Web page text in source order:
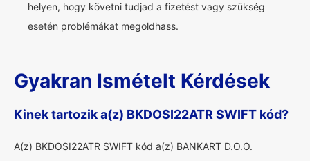
helyen, hogy követni tudjad a fizetést vagy szükség
esetén problémákat megoldhass.
Gyakran Ismételt Kérdések
Kinek tartozik a(z) BKDOSI22ATR SWIFT kód?
A(z) BKDOSI22ATR SWIFT kód a(z) BANKART D.O.O.